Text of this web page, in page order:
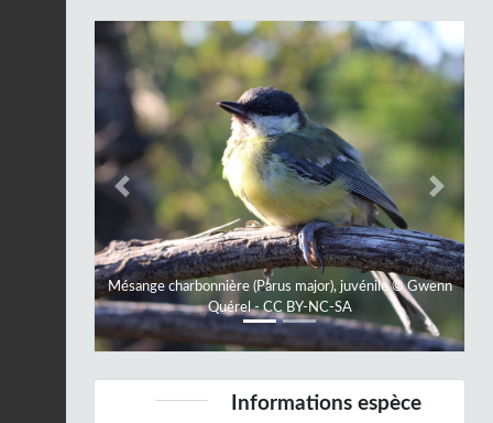
Mésange charbonnière (Parus major), juvénile © Gwenn
Quérel - CC BY-NC-SA
Previous Next
Informations espèce